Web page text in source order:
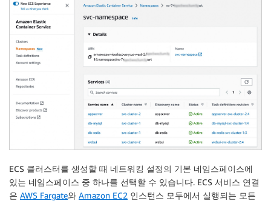
ECS 클러스터를 생성할 때 네트워킹 설정의 기본 네임스페이스에
있는 네임스페이스 중 하나를 선택할 수 있습니다. ECS 서비스 연결
은 AWS Fargate와 Amazon EC2 인스턴스 모두에서 실행되는 모든